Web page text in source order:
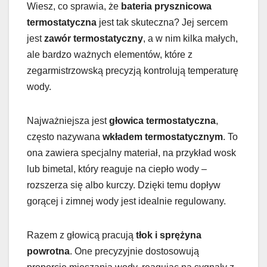
Wiesz, co sprawia, że bateria prysznicowa
termostatyczna jest tak skuteczna? Jej sercem
jestzawór termostatyczny, a w nim kilka małych,
ale bardzo ważnych elementów, które z
zegarmistrzowską precyzją kontrolują temperaturę
wody.
Najważniejsza jestgłowica termostatyczna,
często nazywana wkładem termostatycznym. To
ona zawiera specjalny materiał, na przykład wosk
lub bimetal, który reaguje na ciepło wody –
rozszerza się albo kurczy. Dzięki temu dopływ
gorącej i zimnej wody jest idealnie regulowany.
Razem z głowicą pracują tłok i sprężyna
powrotna. One precyzyjnie dostosowują